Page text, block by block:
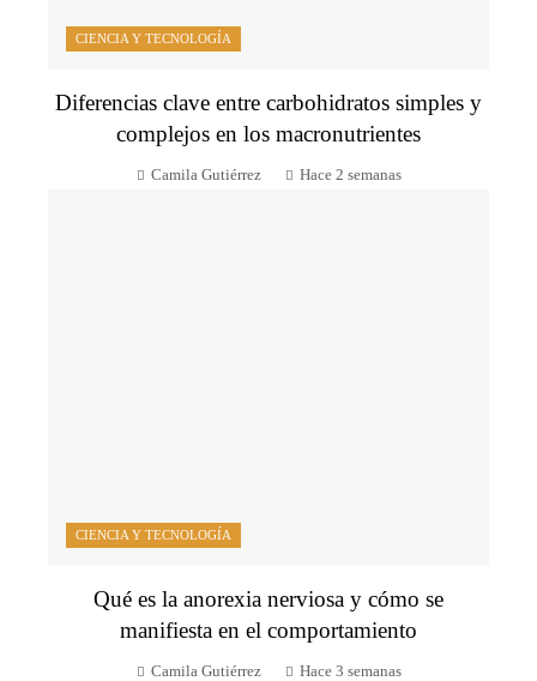
CIENCIA Y TECNOLOGÍA
Diferencias clave entre carbohidratos simples y
complejos en los macronutrientes
Camila Gutiérrez Hace 2 semanas
CIENCIA Y TECNOLOGÍA
Qué es la anorexia nerviosa y cómo se
manifiesta en el comportamiento
Camila Gutiérrez Hace 3 semanas